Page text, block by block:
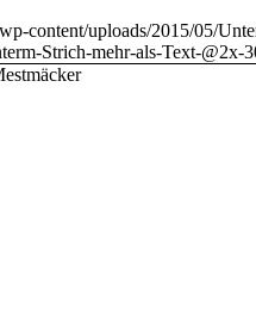
content/uploads/2015/05/
Strich-mehr-als-Text-@2x-